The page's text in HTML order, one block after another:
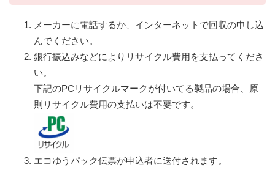
メーカーに電話するか、インターネットで回収の申し込
んでください。
銀行振込みなどによりリサイクル費用を支払ってくださ
い。
下記のPCリサイクルマークが付いてる製品の場合、原
則リサイクル費用の支払いは不要です。
エコゆうパック伝票が申込者に送付されます。